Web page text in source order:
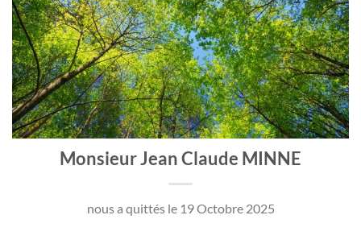
Monsieur Jean Claude MINNE
nous a quittés le 19 Octobre 2025